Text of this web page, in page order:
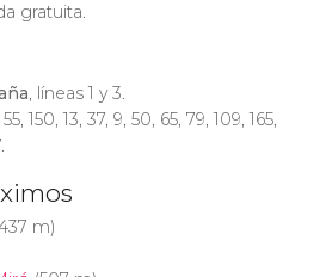
gratuita.
, líneas 1 y 3.
150, 13, 37, 9, 50, 65, 79, 109, 165,
m)